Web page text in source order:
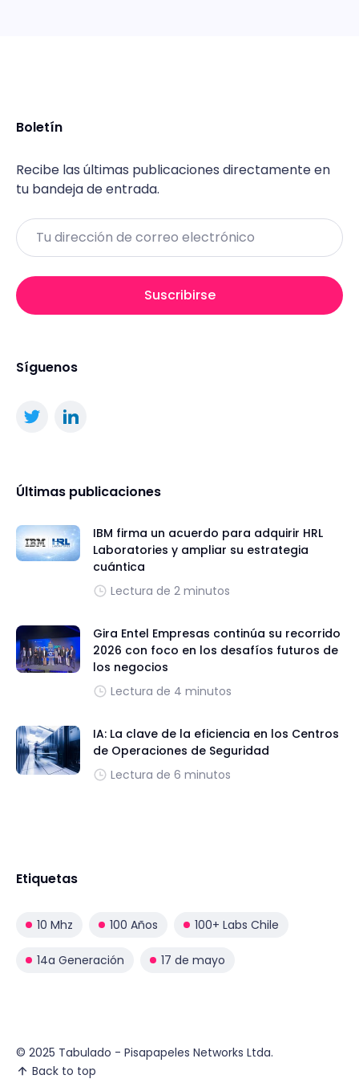
Boletín
Recibe las últimas publicaciones directamente en
tu bandeja de entrada.
Email
Suscribirse
Síguenos
Últimas publicaciones
IBM firma un acuerdo para adquirir HRL
Laboratories y ampliar su estrategia
cuántica
Lectura de 2 minutos
Gira Entel Empresas continúa su recorrido
2026 con foco en los desafíos futuros de
los negocios
Lectura de 4 minutos
IA: La clave de la eficiencia en los Centros
de Operaciones de Seguridad
Lectura de 6 minutos
Etiquetas
10 Mhz 100 Años 100+ Labs Chile
14a Generación 17 de mayo
© 2025 Tabulado - Pisapapeles Networks Ltda.
Back to top